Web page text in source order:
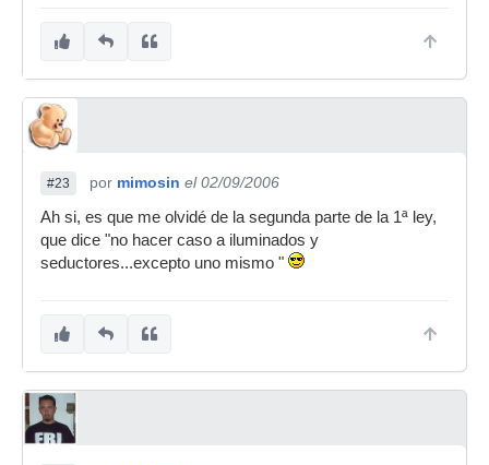
#23 por mimosin el 02/09/2006
Ah si, es que me olvidé de la segunda parte de la 1ª ley,
que dice "no hacer caso a iluminados y
seductores...excepto uno mismo "